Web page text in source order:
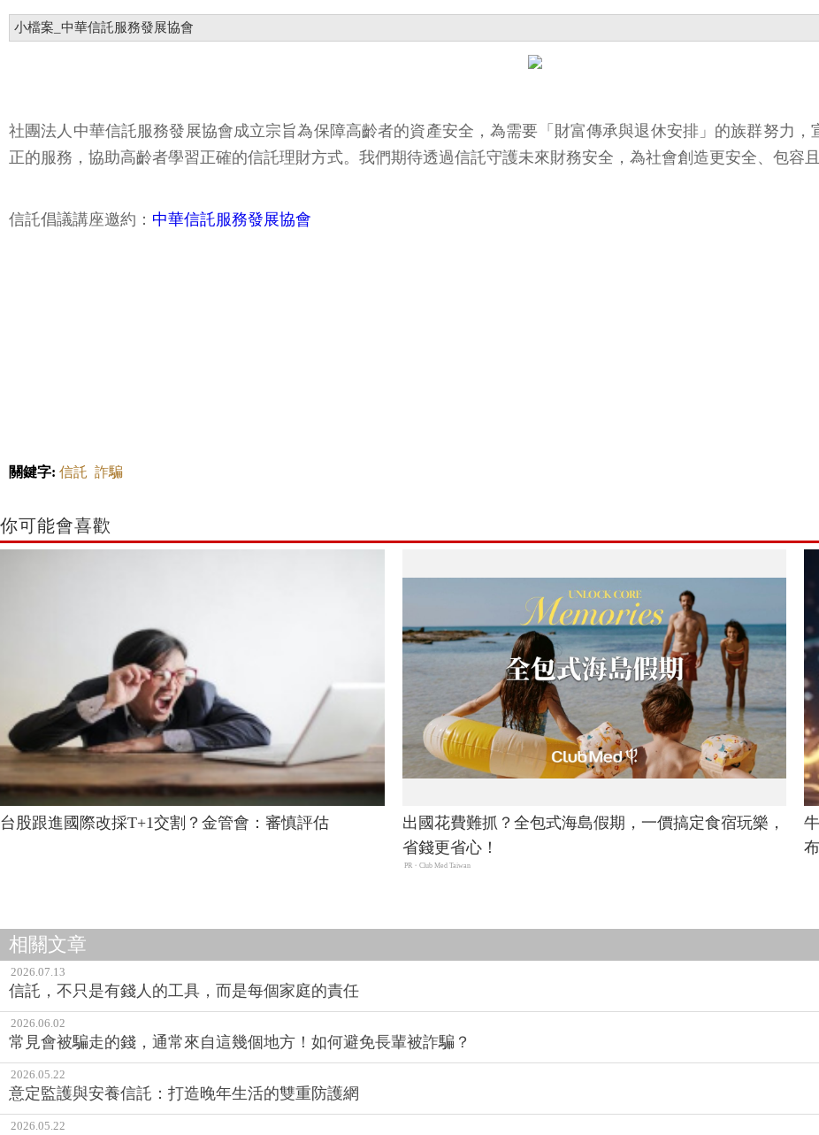
小檔案_中華信託服務發展協會
社團法人中華信託服務發展協會成立宗旨為保障高齡者的資產安全，為需要「財富傳承與退休安排」的族群努力
正的服務，協助高齡者學習正確的信託理財方式。我們期待透過信託守護未來財務安全，為社會創造更安全、包容
信託倡議講座邀約： 中華信託服務發展協會
關鍵字: 信託 詐騙
你可能會喜歡
台股跟進國際改採T+1交割？金管會：審慎評估
出國花費難抓？全包式海島假期，一價搞定食宿玩樂，
省錢更省心！
PR・Club Med Taiwan
相關文章
2026.07.13
信託，不只是有錢人的工具，而是每個家庭的責任
2026.06.02
常見會被騙走的錢，通常來自這幾個地方！如何避免長輩被詐騙？
2026.05.22
意定監護與安養信託：打造晚年生活的雙重防護網
2026.05.22